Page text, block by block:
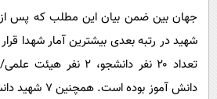
شهید در رتبه‌ بعدی بیشترین آمار شهدا
تعداد ۲۰ نفر دانشجو،
دانش آموز بوده